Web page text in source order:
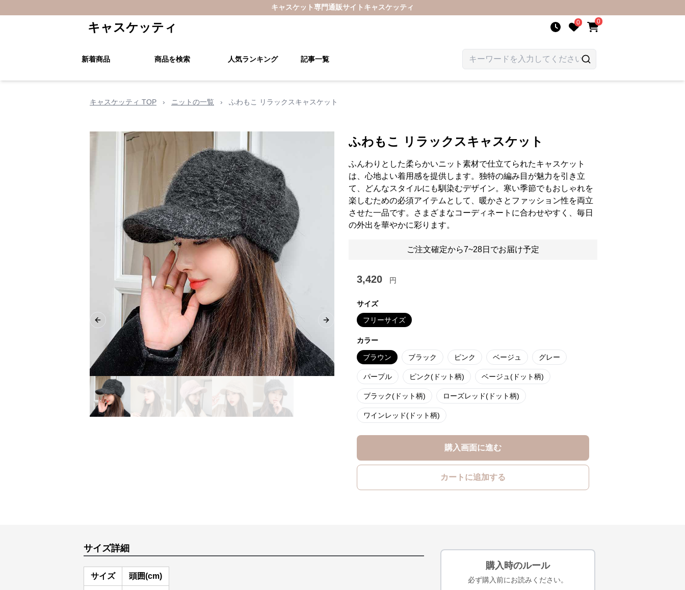
キャスケット専門通販サイト キャスケッティ
キャスケッティ 0 0
新着商品 商品を検索 人気ランキング 記事一覧
キャスケッティ TOP › ニットの一覧 › ふわもこ リラックスキャスケット
Previous slide Next slide
ふわもこ リラックスキャスケット
ふんわりとした柔らかいニット素材で仕立てられたキャスケット
は、心地よい着用感を提供します。独特の編み目が魅力を引き立
て、どんなスタイルにも馴染むデザイン。寒い季節でもおしゃれを
楽しむための必須アイテムとして、暖かさとファッション性を両立
させた一品です。さまざまなコーディネートに合わせやすく、毎日
の外出を華やかに彩ります。
ご注文確定から7~28日でお届け予定
3,420 円
サイズ
フリーサイズ
カラー
ブラウン ブラック ピンク ベージュ グレー
パープル ピンク(ドット柄) ベージュ(ドット柄)
ブラック(ドット柄) ローズレッド(ドット柄)
ワインレッド(ドット柄)
購入画面に進む
カートに追加する
サイズ詳細
サイズ 頭囲(cm)
購入時のルール
必ず購入前にお読みください。